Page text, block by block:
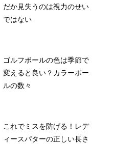
だか見失うのは視力のせい
ではない
ゴルフボールの色は季節で
変えると良い？カラーボー
ルの数々
これでミスを防げる！レデ
ィースパターの正しい長さ